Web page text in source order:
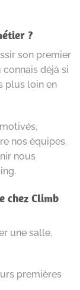
?
son premier
déjà si
plus loin en
nos équipes.
nous
chez Climb
une salle.
premières